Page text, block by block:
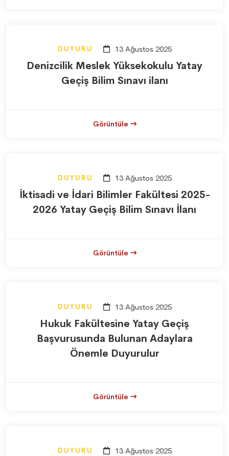
DUYURU 13 Ağustos 2025
Denizcilik Meslek Yüksekokulu Yatay
Geçiş Bilim Sınavı ilanı
Görüntüle
DUYURU 13 Ağustos 2025
İktisadi ve İdari Bilimler Fakültesi 2025-
2026 Yatay Geçiş Bilim Sınavı İlanı
Görüntüle
DUYURU 13 Ağustos 2025
Hukuk Fakültesine Yatay Geçiş
Başvurusunda Bulunan Adaylara
Önemle Duyurulur
Görüntüle
DUYURU 13 Ağustos 2025